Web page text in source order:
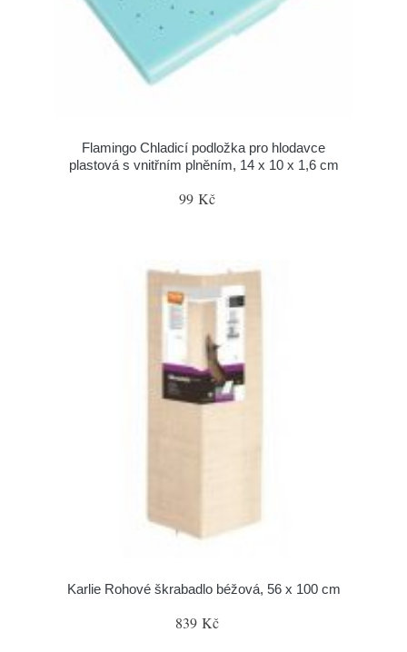
Flamingo Chladicí podložka pro hlodavce
plastová s vnitřním plněním, 14 x 10 x 1,6 cm
99 Kč
Karlie Rohové škrabadlo béžová, 56 x 100 cm
839 Kč